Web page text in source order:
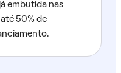
embutida nas
50% de